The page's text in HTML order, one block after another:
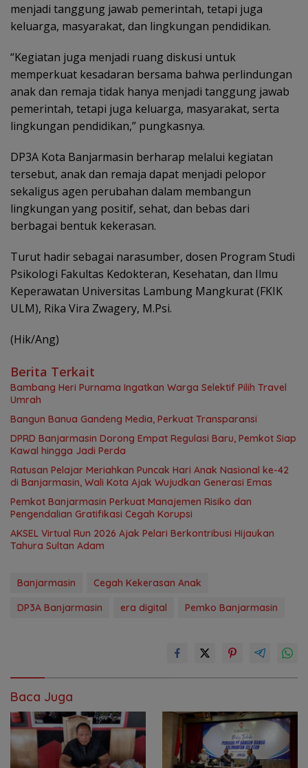
menjadi tanggung jawab pemerintah, tetapi juga
keluarga, masyarakat, dan lingkungan pendidikan.
“Kegiatan juga menjadi ruang diskusi untuk
memperkuat kesadaran bersama bahwa perlindungan
anak dan remaja tidak hanya menjadi tanggung jawab
pemerintah, tetapi juga keluarga, masyarakat, serta
lingkungan pendidikan,” pungkasnya.
DP3A Kota Banjarmasin berharap melalui kegiatan
tersebut, anak dan remaja dapat menjadi pelopor
sekaligus agen perubahan dalam membangun
lingkungan yang positif, sehat, dan bebas dari
berbagai bentuk kekerasan.
Turut hadir sebagai narasumber, dosen Program Studi
Psikologi Fakultas Kedokteran, Kesehatan, dan Ilmu
Keperawatan Universitas Lambung Mangkurat (FKIK
ULM), Rika Vira Zwagery, M.Psi.
(Hik/Ang)
Berita Terkait
Bambang Heri Purnama Ingatkan Warga Selektif Pilih Travel
Umrah
Bangun Banua Gandeng Media, Perkuat Transparansi
DPRD Banjarmasin Dorong Empat Regulasi Baru, Pemkot Siap
Kawal hingga Jadi Perda
Ratusan Pelajar Meriahkan Puncak Hari Anak Nasional ke-42
di Banjarmasin, Wali Kota Ajak Wujudkan Generasi Emas
Pemkot Banjarmasin Perkuat Manajemen Risiko dan
Pengendalian Gratifikasi Cegah Korupsi
AKSEL Virtual Run 2026 Ajak Pelari Berkontribusi Hijaukan
Tahura Sultan Adam
Banjarmasin
Cegah Kekerasan Anak
DP3A Banjarmasin
era digital Pemko Banjarmasin
Baca Juga